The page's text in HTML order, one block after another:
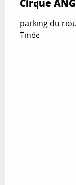
Cirque
parking du
Tinée